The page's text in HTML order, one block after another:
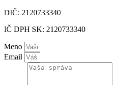
DIČ: 2120733340
IČ DPH SK: 2120733340
Meno
Email